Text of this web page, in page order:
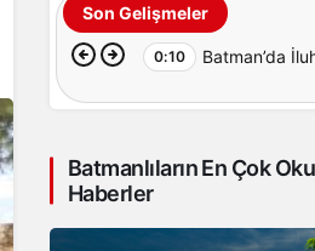
Son Gelişmeler
0:10 Batman’da
çevresindeki
Batmanlıların En Çok
Haberler